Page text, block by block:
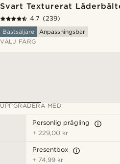
Svart Texturerat
4.7 (239)
Bästsäljare
Anpassningsbar
VÄLJ FÄRG
UPPGRADERA MED
Personlig prägling
+229,00 kr
Presentbox
+ 74,99 kr